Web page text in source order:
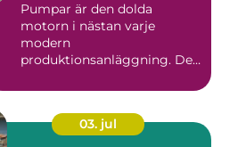
Pumpar är den dolda
motorn i nästan varje
modern
produktionsanläggning. De
03. jul